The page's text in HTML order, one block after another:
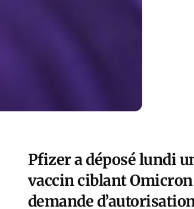
Pfizer a déposé lundi
vaccin ciblant Omicron
demande